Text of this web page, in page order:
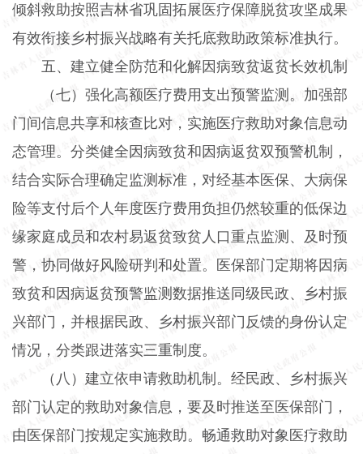
倾斜救助按照吉林省巩固拓展医疗保障脱贫攻坚成果
有效衔接乡村振兴战略有关托底救助政策标准执行。
五、建立健全防范和化解因病致贫返贫长效机制
（七）强化高额医疗费用支出预警监测。加强部
门间信息共享和核查比对，实施医疗救助对象信息动
态管理。分类健全因病致贫和因病返贫双预警机制，
结合实际合理确定监测标准，对经基本医保、大病保
险等支付后个人年度医疗费用负担仍然较重的低保边
缘家庭成员和农村易返贫致贫人口重点监测、及时预
警，协同做好风险研判和处置。医保部门定期将因病
致贫和因病返贫预警监测数据推送同级民政、乡村振
兴部门，并根据民政、乡村振兴部门反馈的身份认定
情况，分类跟进落实三重制度。
（八）建立依申请救助机制。经民政、乡村振兴
部门认定的救助对象信息，要及时推送至医保部门，
由医保部门按规定实施救助。畅通救助对象医疗救助